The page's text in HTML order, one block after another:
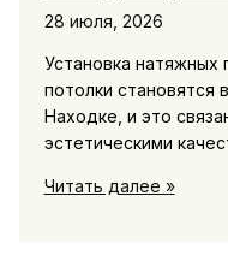
28 июля, 2026
Установка
потолки становятся
Находке, и это
эстетическими
Натяжной
Читать далее »